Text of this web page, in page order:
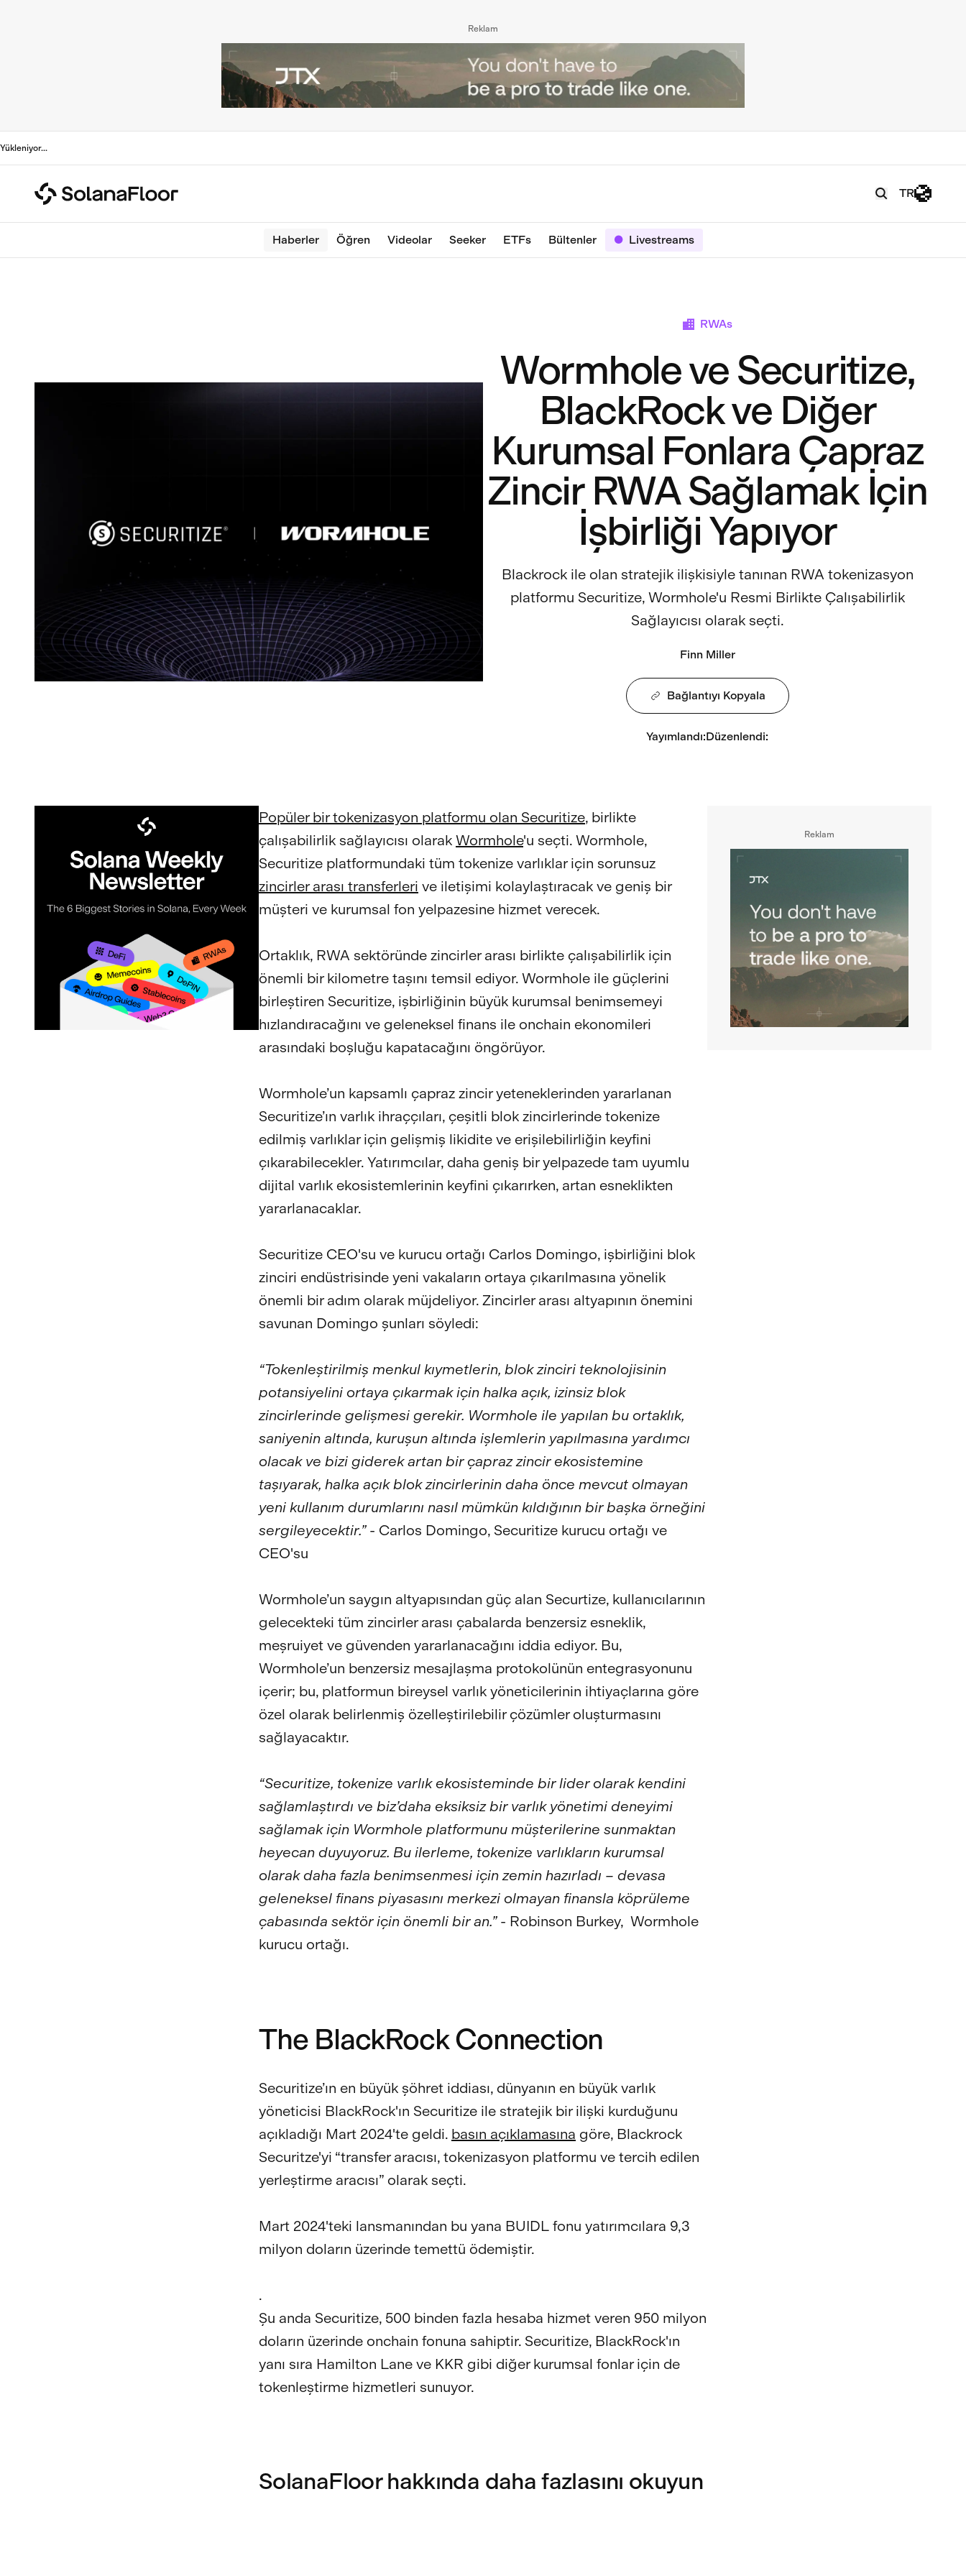
Reklam
Yükleniyor...
TR
Haberler Öğren Videolar Seeker ETFs Bültenler Livestreams
RWAs
Wormhole ve Securitize,
BlackRock ve Diğer
Kurumsal Fonlara Çapraz
Zincir RWA Sağlamak İçin
İşbirliği Yapıyor
Blackrock ile olan stratejik ilişkisiyle tanınan RWA tokenizasyon
platformu Securitize, Wormhole'u Resmi Birlikte Çalışabilirlik
Sağlayıcısı olarak seçti.
Finn Miller
Bağlantıyı Kopyala
Yayımlandı:Düzenlendi:
Popüler bir tokenizasyon platformu olan Securitize, birlikte
çalışabilirlik sağlayıcısı olarak Wormhole'u seçti. Wormhole,
Securitize platformundaki tüm tokenize varlıklar için sorunsuz
zincirler arası transferleri ve iletişimi kolaylaştıracak ve geniş bir
müşteri ve kurumsal fon yelpazesine hizmet verecek.
Ortaklık, RWA sektöründe zincirler arası birlikte çalışabilirlik için
önemli bir kilometre taşını temsil ediyor. Wormhole ile güçlerini
birleştiren Securitize, işbirliğinin büyük kurumsal benimsemeyi
hızlandıracağını ve geleneksel finans ile onchain ekonomileri
arasındaki boşluğu kapatacağını öngörüyor.
Wormhole’un kapsamlı çapraz zincir yeteneklerinden yararlanan
Securitize’ın varlık ihraççıları, çeşitli blok zincirlerinde tokenize
edilmiş varlıklar için gelişmiş likidite ve erişilebilirliğin keyfini
çıkarabilecekler. Yatırımcılar, daha geniş bir yelpazede tam uyumlu
dijital varlık ekosistemlerinin keyfini çıkarırken, artan esneklikten
yararlanacaklar.
Securitize CEO'su ve kurucu ortağı Carlos Domingo, işbirliğini blok
zinciri endüstrisinde yeni vakaların ortaya çıkarılmasına yönelik
önemli bir adım olarak müjdeliyor. Zincirler arası altyapının önemini
savunan Domingo şunları söyledi:
“Tokenleştirilmiş menkul kıymetlerin, blok zinciri teknolojisinin
potansiyelini ortaya çıkarmak için halka açık, izinsiz blok
zincirlerinde gelişmesi gerekir. Wormhole ile yapılan bu ortaklık,
saniyenin altında, kuruşun altında işlemlerin yapılmasına yardımcı
olacak ve bizi giderek artan bir çapraz zincir ekosistemine
taşıyarak, halka açık blok zincirlerinin daha önce mevcut olmayan
yeni kullanım durumlarını nasıl mümkün kıldığının bir başka örneğini
sergileyecektir.”- Carlos Domingo, Securitize kurucu ortağı ve
CEO'su
Wormhole’un saygın altyapısından güç alan Securtize, kullanıcılarının
gelecekteki tüm zincirler arası çabalarda benzersiz esneklik,
meşruiyet ve güvenden yararlanacağını iddia ediyor. Bu,
Wormhole’un benzersiz mesajlaşma protokolünün entegrasyonunu
içerir; bu, platformun bireysel varlık yöneticilerinin ihtiyaçlarına göre
özel olarak belirlenmiş özelleştirilebilir çözümler oluşturmasını
sağlayacaktır.
“Securitize, tokenize varlık ekosisteminde bir lider olarak kendini
sağlamlaştırdı ve biz’daha eksiksiz bir varlık yönetimi deneyimi
sağlamak için Wormhole platformunu müşterilerine sunmaktan
heyecan duyuyoruz. Bu ilerleme, tokenize varlıkların kurumsal
olarak daha fazla benimsenmesi için zemin hazırladı – devasa
geleneksel finans piyasasını merkezi olmayan finansla köprüleme
çabasında sektör için önemli bir an.”- Robinson Burkey, Wormhole
kurucu ortağı.
The BlackRock Connection
Securitize’ın en büyük şöhret iddiası, dünyanın en büyük varlık
yöneticisi BlackRock'ın Securitize ile stratejik bir ilişki kurduğunu
açıkladığı Mart 2024'te geldi. basın açıklamasına göre, Blackrock
Securitze'yi “transfer aracısı, tokenizasyon platformu ve tercih edilen
yerleştirme aracısı” olarak seçti.
Mart 2024'teki lansmanından bu yana BUIDL fonu yatırımcılara 9,3
milyon doların üzerinde temettü ödemiştir.
.
Şu anda Securitize, 500 binden fazla hesaba hizmet veren 950 milyon
doların üzerinde onchain fonuna sahiptir. Securitize, BlackRock'ın
yanı sıra Hamilton Lane ve KKR gibi diğer kurumsal fonlar için de
tokenleştirme hizmetleri sunuyor.
SolanaFloor hakkında daha fazlasını okuyun
Reklam